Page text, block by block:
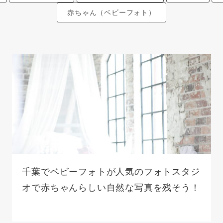
赤ちゃん（ベビーフォト）
千葉でベビーフォトが人気のフォトスタジ
オで赤ちゃんらしい自然な写真を残そう！